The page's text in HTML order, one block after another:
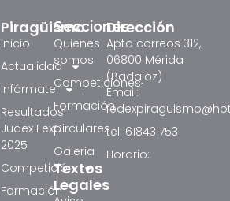
Secciones
Quienes
somos
Competiciones
Formación
Circulares
Galeria
Textos
Legales
Piragüismo
Inicio
Actualidad
Infórmate
Resultados
Judex Fexp
2025
Competición
Formación
Dirección
Apto correos 312,
06800 Mérida
(Badajoz)
Email:
tel: 618431753
Horario: